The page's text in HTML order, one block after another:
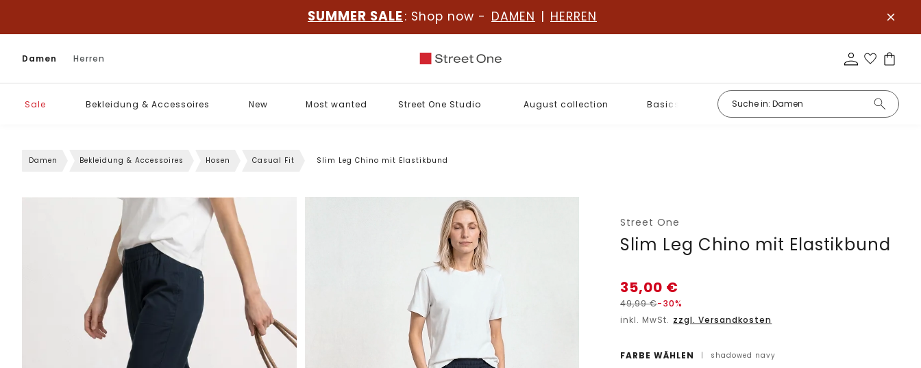
SUMMER SALE : Shop now - DAMEN | HERREN
Damen Herren
Sale Bekleidung & Accessoires New Most wanted Street One Studio August collection Basics
Damen Bekleidung & Accessoires Hosen Casual Fit Slim Leg Chino mit Elastikbund
Street One
Slim Leg Chino mit Elastikbund
35,00 €
49,99€-30%
inkl. MwSt. zzgl. Versandkosten
FARBE WÄHLEN | shadowed navy